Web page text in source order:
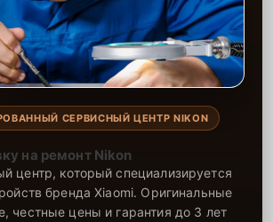
СЕРВИСНЫЙ ЦЕНТР NIKON
на ремонт Nikon
центр, который специализируется
бренда Xiaomi. Оригинальные
честные цены и гарантия до 3 лет